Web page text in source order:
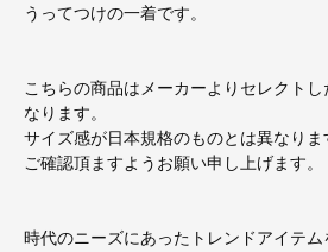
うってつけの一着です。
こちらの商品はメーカーよりセレクト
なります。
サイズ感が日本規格のものとは異なり
ご確認頂ますようお願い申し上げます。
時代のニーズにあったトレンドアイテム